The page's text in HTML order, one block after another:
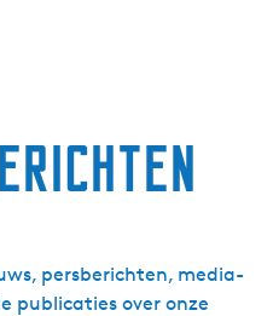
persberichten, media-
publicaties over onze